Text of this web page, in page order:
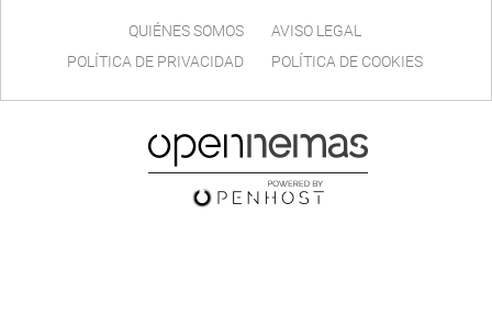
QUIÉNES SOMOS
AVISO LEGAL
POLÍTICA DE PRIVACIDAD
POLÍTICA DE COOKIES